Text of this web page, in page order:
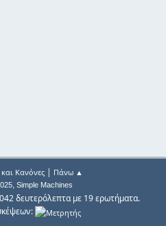
Κανόνες| Πάνω ▲
, Simple Machines
δευτερόλεπτα με 19 ερωτήματα.